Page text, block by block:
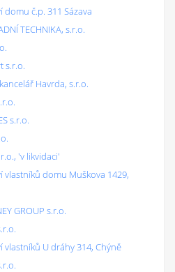
domu č.p. 311 Sázava
TECHNIKA, s.r.o.
s.r.o.
Havrda, s.r.o.
s.r.o.
'v likvidaci'
vlastníků domu Muškova 1429,
GROUP s.r.o.
vlastníků U dráhy 314, Chýně